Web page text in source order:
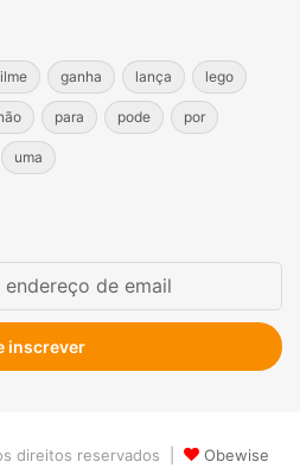
ganha lança lego
para pode por
uma
direitos reservados | Obewise